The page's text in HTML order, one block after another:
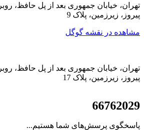
تهران، خیابان جمهوری بعد از پل حافظ،
پیروز، زیرزمین، پلاک 9
مشاهده در نقشه گوگل
تهران، خیابان جمهوری بعد از پل حافظ،
پیروز، زیرزمین، پلاک 17
66762029
پاسخگوی پرسش‌های شما هستیم...